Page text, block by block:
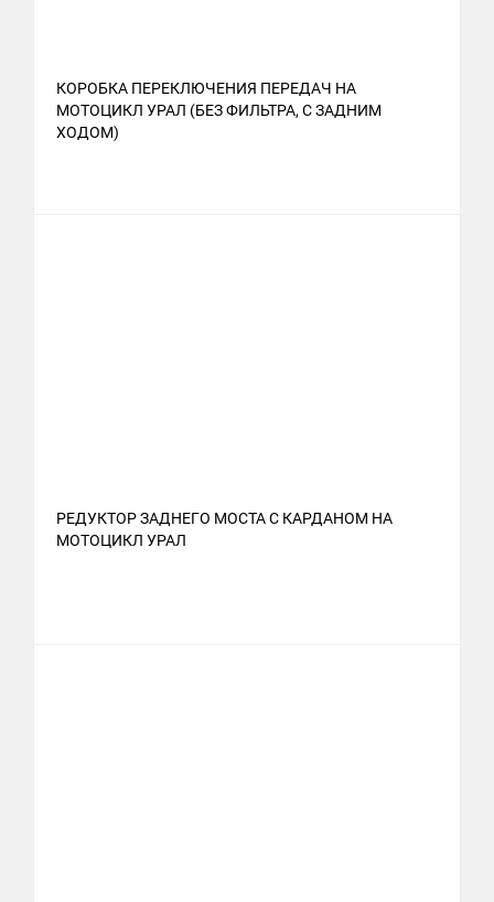
КОРОБКА ПЕРЕКЛЮЧЕНИЯ ПЕРЕДАЧ НА
МОТОЦИКЛ УРАЛ (БЕЗ ФИЛЬТРА, С ЗАДНИМ
ХОДОМ)
РЕДУКТОР ЗАДНЕГО МОСТА С КАРДАНОМ НА
МОТОЦИКЛ УРАЛ